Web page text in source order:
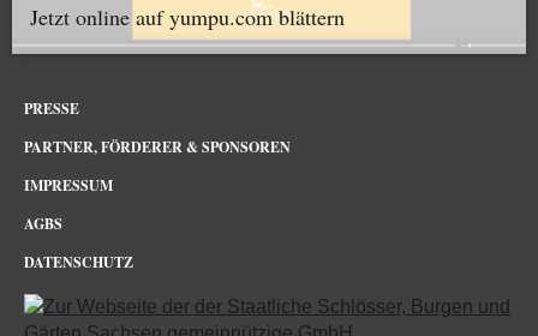
Jetzt online auf yumpu.com blättern
PRESSE
PARTNER, FÖRDERER & SPONSOREN
IMPRESSUM
AGBS
DATENSCHUTZ